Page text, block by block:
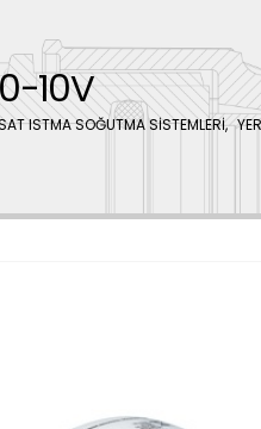
10V
ISTMA SOĞUTMA SİSTEMLERİ,